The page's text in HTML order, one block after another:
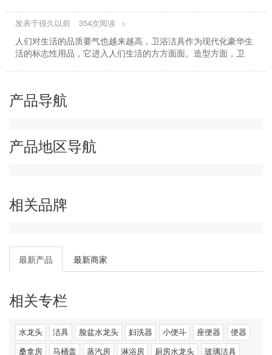
发表于很久以前 354次阅读 >
人们对生活的品质要气也越来越高，卫浴洁具作为现代化豪华生
活的标志性用品，它进入人们生活的方方面面。造型方面，卫
产品导航
产品地区导航
相关品牌
最新产品 最新商家
相关专栏
水龙头 洁具 脸盆水龙头 妇洗器 小便斗 座便器
便器
桑拿房
马桶盖 蒸汽房 淋浴房 厨房水龙头 玻璃洁具